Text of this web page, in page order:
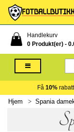
Handlekurv
0 Produkt(er) -
Få 10%
Hjem Spania